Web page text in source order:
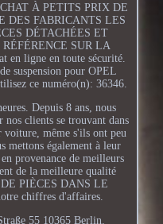
À PETITS PRIX DE
DES FABRICANTS LES
DÉTACHÉES ET
SUR LA
ligne en toute sécurité.
suspension pour OPEL
ce numéro(n): 36346.
Depuis 8 ans, nous
clients se trouvant dans
voiture, même s'ils ont peu
mettons également à leur
provenance de meilleurs
de la meilleure qualité
PIÈCES DANS LE
chiffres d'affaires.
55 10365 Berlin.